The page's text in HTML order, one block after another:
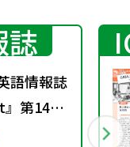
誌
語情報誌
』第14号